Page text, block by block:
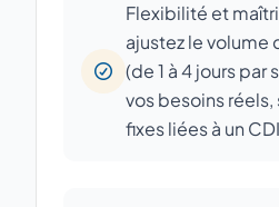
Flexibilité et
ajustez le volume
(de 1 à 4 jours par
vos besoins réels,
fixes liées à un